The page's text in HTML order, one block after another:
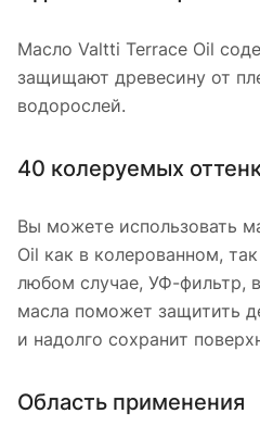
Масло Valtti Terrace Oil
защищают древесину от
водорослей.
40 колеруемых
Вы можете использовать
Oil как в колерованном,
любом случае, УФ-фильтр,
масла поможет защитить
и надолго сохранит
Область применения